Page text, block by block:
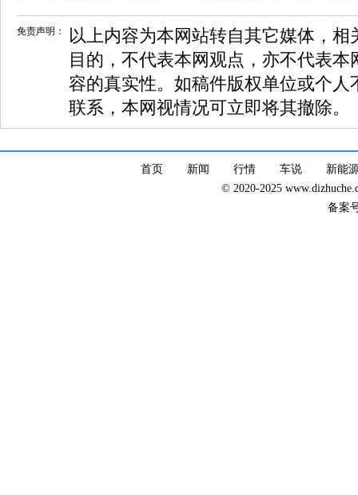
免责声明：
以上内容为本网站转自其它媒体，
目的，不代表本网观点，亦不代表
容的真实性。如稿件版权单位或个
联系，本网视情况可立即将其撤除。
首页 新闻 行情 车说
新能
© 2020-2025
备案